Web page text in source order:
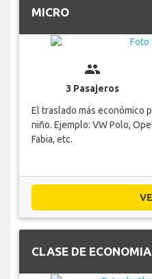
MICRO
group
3 Pasajeros
El traslado más económico
niño. Ejemplo: VW Polo,
Fabia, etc.
CLASE DE ECONOMIA